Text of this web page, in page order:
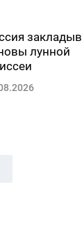
лунной